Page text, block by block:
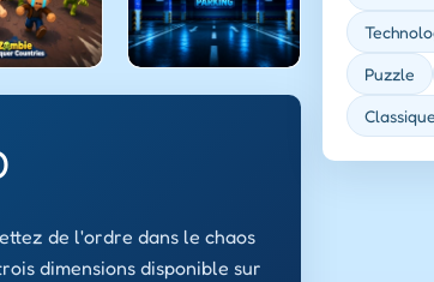
de l'ordre dans le chaos
dimensions disponible sur
Puzzle
Classique